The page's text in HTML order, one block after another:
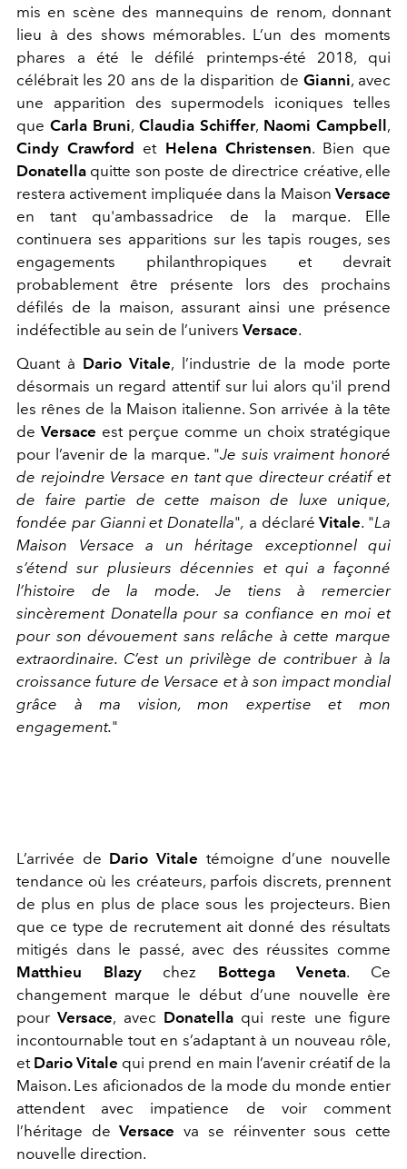
mis en scène des mannequins de renom, donnant
lieu à des shows mémorables. L’un des moments
phares a été le défilé printemps-été 2018, qui
célébrait les 20 ans de la disparition de Gianni, avec
une apparition des supermodels iconiques telles
que Carla Bruni, Claudia Schiffer, Naomi Campbell,
Cindy Crawford et Helena Christensen. Bien que
Donatella quitte son poste de directrice créative, elle
restera activement impliquée dans la Maison Versace
en tant qu'ambassadrice de la marque. Elle
continuera ses apparitions sur les tapis rouges, ses
engagements philanthropiques et devrait
probablement être présente lors des prochains
défilés de la maison, assurant ainsi une présence
indéfectible au sein de l’univers Versace.
Quant à Dario Vitale, l’industrie de la mode porte
désormais un regard attentif sur lui alors qu'il prend
les rênes de la Maison italienne. Son arrivée à la tête
de Versace est perçue comme un choix stratégique
pour l’avenir de la marque. "Je suis vraiment honoré
de rejoindre Versace en tant que directeur créatif et
de faire partie de cette maison de luxe unique,
fondée par Gianni et Donatella", a déclaréVitale. "La
Maison Versace a un héritage exceptionnel qui
s’étend sur plusieurs décennies et qui a façonné
l’histoire de la mode. Je tiens à remercier
sincèrement Donatella pour sa confiance en moi et
pour son dévouement sans relâche à cette marque
extraordinaire. C’est un privilège de contribuer à la
croissance future de Versace et à son impact mondial
grâce à ma vision, mon expertise et mon
engagement."
L’arrivée de Dario Vitale témoigne d’une nouvelle
tendance où les créateurs, parfois discrets, prennent
de plus en plus de place sous les projecteurs. Bien
que ce type de recrutement ait donné des résultats
mitigés dans le passé, avec des réussites comme
Matthieu Blazychez Bottega Veneta. Ce
changement marque le début d’une nouvelle ère
pourVersace, avec Donatellaqui reste une figure
incontournable tout en s’adaptant à un nouveau rôle,
et Dario Vitale qui prend en main l’avenir créatif de la
Maison. Les aficionados de la mode du monde entier
attendent avec impatience de
voir comment
l’héritage deVersace va se réinventer sous cette
nouvelle direction.